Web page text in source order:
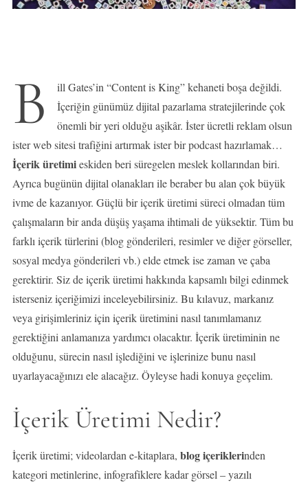
B
ill Gates’in “Content is King” kehaneti boşa değildi.
İçeriğin günümüz dijital pazarlama stratejilerinde çok
önemli bir yeri olduğu aşikâr. İster ücretli reklam olsun
ister web sitesi trafiğini artırmak ister bir podcast hazırlamak…
İçerik üretimieskiden beri süregelen meslek kollarından biri.
Ayrıca bugünün dijital olanakları ile beraber bu alan çok büyük
ivme de kazanıyor. Güçlü bir içerik üretimi süreci olmadan tüm
çalışmaların bir anda düşüş yaşama ihtimali de yüksektir. Tüm bu
farklı içerik türlerini (blog gönderileri, resimler ve diğer görseller,
sosyal medya gönderileri vb.) elde etmek ise zaman ve çaba
gerektirir. Siz de içerik üretimi hakkında kapsamlı bilgi edinmek
isterseniz içeriğimizi inceleyebilirsiniz. Bu kılavuz, markanız
veya girişimleriniz için içerik üretimini nasıl tanımlamanız
gerektiğini anlamanıza yardımcı olacaktır. İçerik üretiminin ne
olduğunu, sürecin nasıl işlediğini ve işlerinize bunu nasıl
uyarlayacağınızı ele alacağız. Öyleyse hadi konuya geçelim.
İçerik Üretimi Nedir?
İçerik üretimi; videolardan e-kitaplara, blog içeriklerinden
kategori metinlerine, infografiklere kadar görsel – yazılı